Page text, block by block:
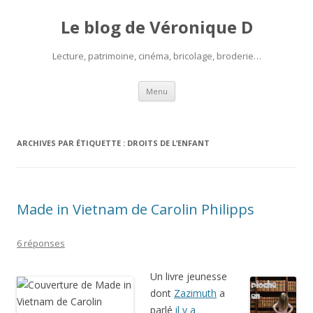
Le blog de Véronique D
Lecture, patrimoine, cinéma, bricolage, broderie…
Menu Aller
contenu
ARCHIVES PAR ÉTIQUETTE : DROITS DE L’ENFANT
Made in Vietnam de Carolin Philipps
6 réponses
Un livre jeunesse
dont Zazimuth a
parlé il y a